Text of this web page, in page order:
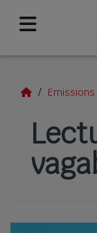
Emissions